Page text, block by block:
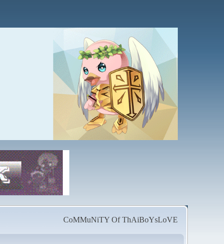
CoMMuNiTY Of ThAiBoYsLoVE